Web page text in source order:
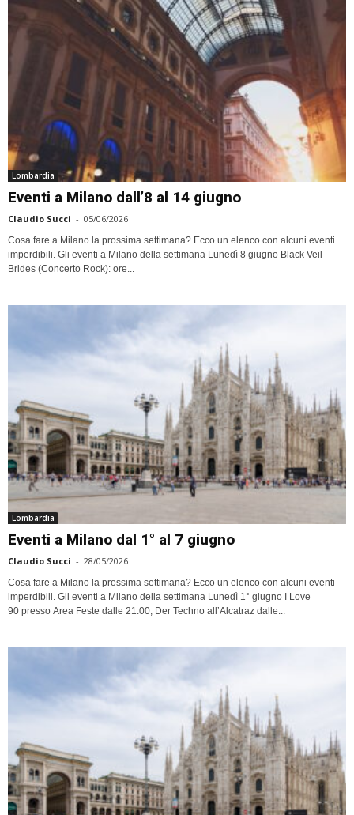
Lombardia
Eventi a Milano dall’8 al 14 giugno
Claudio Succi - 05/06/2026
Cosa fare a Milano la prossima settimana? Ecco un elenco con alcuni eventi
imperdibili. Gli eventi a Milano della settimana Lunedì 8 giugno Black Veil
Brides (Concerto Rock): ore...
Lombardia
Eventi a Milano dal 1° al 7 giugno
Claudio Succi - 28/05/2026
Cosa fare a Milano la prossima settimana? Ecco un elenco con alcuni eventi
imperdibili. Gli eventi a Milano della settimana Lunedì 1° giugno I Love
90 presso Area Feste dalle 21:00, Der Techno all’Alcatraz dalle...